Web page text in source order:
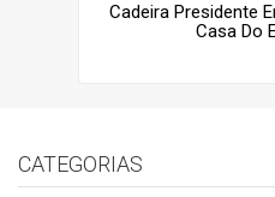
Cadeira Presidente
Casa Do
CATEGORIAS